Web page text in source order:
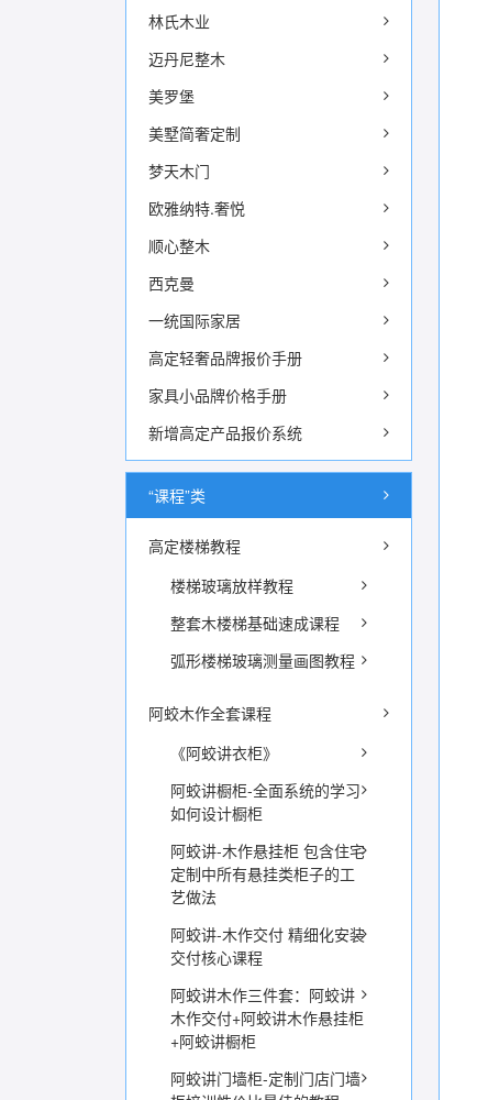
林氏木业
迈丹尼整木
美罗堡
美墅简奢定制
梦天木门
欧雅纳特.奢悦
顺心整木
西克曼
一统国际家居
高定轻奢品牌报价手册
家具小品牌价格手册
新增高定产品报价系统
“课程”类
高定楼梯教程
楼梯玻璃放样教程
整套木楼梯基础速成课程
弧形楼梯玻璃测量画图教程
阿蛟木作全套课程
《阿蛟讲衣柜》
阿蛟讲橱柜-全面系统的学习
如何设计橱柜
阿蛟讲-木作悬挂柜 包含住宅
定制中所有悬挂类柜子的工
艺做法
阿蛟讲-木作交付 精细化安装
交付核心课程
阿蛟讲木作三件套：阿蛟讲
木作交付+阿蛟讲木作悬挂柜
+阿蛟讲橱柜
阿蛟讲门墙柜-定制门店门墙